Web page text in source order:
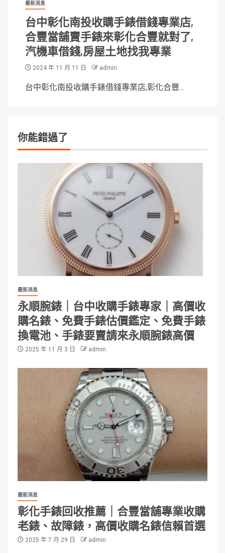
最新消息
台中彰化南投收購手錶借錢專業店,
合豐當舖賣手錶來彰化合豐就對了,
汽機車借錢,房屋土地找我專業
2024 年 11 月 11 日 admin
台中彰化南投收購手錶借錢專業店,彰化合豐...
你能錯過了
最新消息
永順腕錶｜台中收購手錶專家｜高價收
購名錶、免費手錶估價鑑定、免費手錶
換電池、手錶要賣請來永順腕錶高價
2025 年 11 月 3 日 admin
最新消息
彰化手錶回收推薦｜合豐當舖專業收購
老錶、故障錶，高價收購名錶信賴首選
2025 年 7 月 29 日 admin